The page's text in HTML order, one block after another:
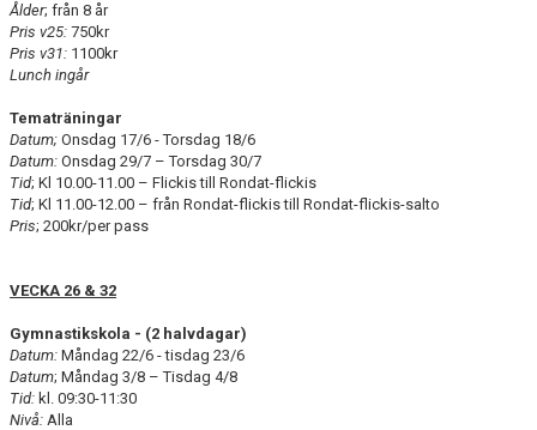
Ålder; från 8 år
Pris v25: 750kr
Pris v31: 1100kr
Lunch ingår
Tematräningar
Datum; Onsdag 17/6 - Torsdag 18/6
Datum: Onsdag 29/7 – Torsdag 30/7
Tid; Kl 10.00-11.00 – Flickis till Rondat-flickis
Tid; Kl 11.00-12.00 – från Rondat-flickis till Rondat-flickis-salto
Pris; 200kr/per pass
VECKA 26 & 32
Gymnastikskola - (2 halvdagar)
Datum: Måndag 22/6 - tisdag 23/6
Datum; Måndag 3/8 – Tisdag 4/8
Tid: kl. 09:30-11:30
Nivå: Alla